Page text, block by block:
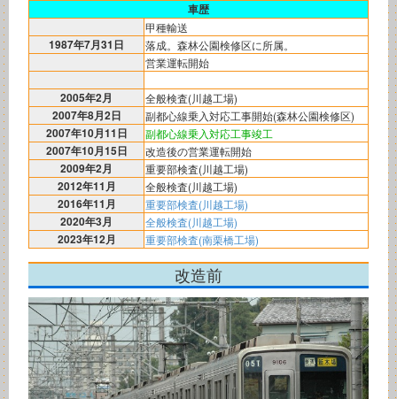
車歴
甲種輸送
1987年7月31日
落成。森林公園検修区に所属。
営業運転開始
2005年2月 全般検査(川越工場)
2007年8月2日 副都心線乗入対応工事開始(森林公園検修区)
2007年10月11日 副都心線乗入対応工事竣工
2007年10月15日 改造後の営業運転開始
2009年2月 重要部検査(川越工場)
2012年11月 全般検査(川越工場)
2016年11月 重要部検査(川越工場)
2020年3月 全般検査(川越工場)
2023年12月 重要部検査(南栗橋工場)
改造前